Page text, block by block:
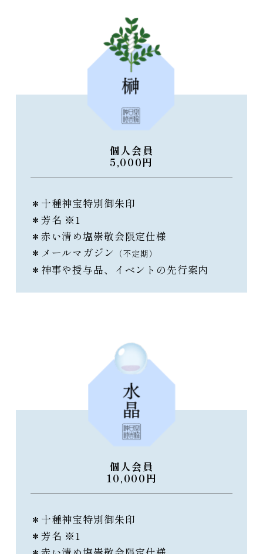
個人会員
5,000円
＊十種神宝特別御朱印
＊芳名 ※1
＊赤い清め塩崇敬会限定仕様
＊メールマガジン （不定期）
＊神事や授与品、イベントの先行案内
個人会員
10,000円
＊十種神宝特別御朱印
＊芳名 ※1